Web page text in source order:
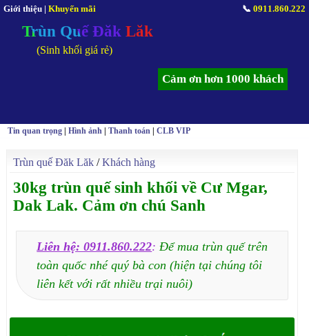
Giới thiệu | Khuyến mãi 📞 0911.860.222
Trùn Quế Đăk Lăk
(Sinh khối giá rẻ)
Cảm ơn hơn 1000 khách
Tin quan trọng |Hình ảnh |Thanh toán |CLB VIP
Trùn quế Đăk Lăk /Khách hàng
30kg trùn quế sinh khối về Cư Mgar,
Dak Lak. Cảm ơn chú Sanh
Liên hệ: 0911.860.222:Để mua trùn quế trên
toàn quốc nhé quý bà con (hiện tại chúng tôi
liên kết với rất nhiều trại nuôi)